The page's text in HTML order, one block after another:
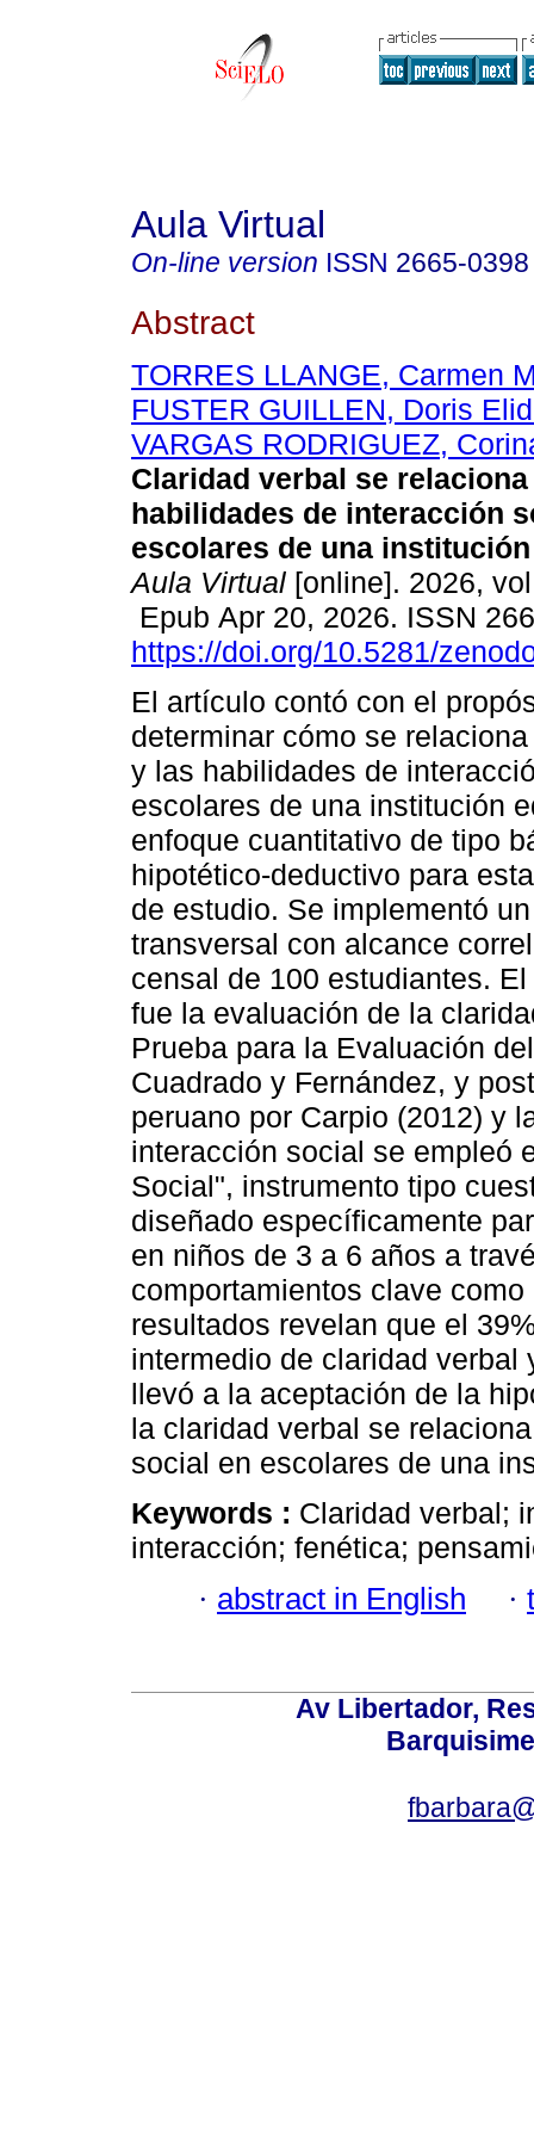
Aula Virtual
On-line version ISSN 2665-0398
Abstract
TORRES LLANGE, Carmen
FUSTER GUILLEN, Doris
VARGAS RODRIGUEZ,
Claridad verbal se
habilidades de interacción
escolares de una
Aula Virtual [online]. 2026,
Epub Apr 20, 2026. ISSN
https://doi.org/10.5281/
El artículo contó con el
determinar cómo se
y las habilidades de
escolares de una institución
enfoque cuantitativo de tipo
hipotético-deductivo para
de estudio. Se implementó
transversal con alcance
censal de 100 estudiantes.
fue la evaluación de la
Prueba para la Evaluación
Cuadrado y Fernández, y
peruano por Carpio (2012) y
interacción social se empleó
Social", instrumento tipo
diseñado específicamente
en niños de 3 a 6 años a
comportamientos clave
resultados revelan que el
intermedio de claridad verbal
llevó a la aceptación de la
la claridad verbal se
social en escolares de una
Keywords : Claridad verbal;
interacción; fenética;
· abstract in English ·
Av Libertador,